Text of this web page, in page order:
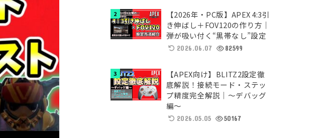
【2026年・PC版】APEX 4:3引
き伸ばし＋FOV120の作り方｜
弾が吸い付く“黒帯なし”設定
2026.06.07 82599
【APEX向け】BLITZ2設定徹
底解説！接続モード・ステッ
プ精度完全解説｜～デバッグ
編～
2026.05.05 50167